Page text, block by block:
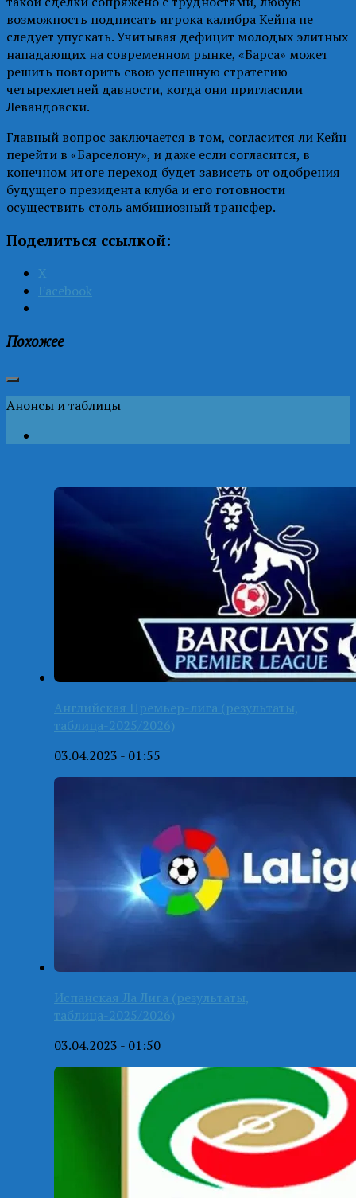
возможность подписать игрока калибра Кейна не
следует упускать. Учитывая дефицит молодых элитных
нападающих на современном рынке, «Барса» может
решить повторить свою успешную стратегию
четырехлетней давности, когда они пригласили
Левандовски.
Главный вопрос заключается в том, согласится ли Кейн
перейти в «Барселону», и даже если согласится, в
конечном итоге переход будет зависеть от одобрения
будущего президента клуба и его готовности
осуществить столь амбициозный трансфер.
Поделиться ссылкой:
X
Facebook
Похожее
Анонсы и таблицы
Английская Премьер-лига (результаты,
таблица-2025/2026)
03.04.2023 - 01:55
Испанская Ла Лига (результаты,
таблица-2025/2026)
03.04.2023 - 01:50